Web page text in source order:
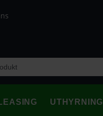
UTHYRNING